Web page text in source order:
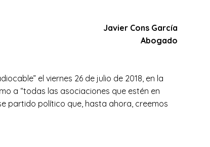
Javier Cons García
Abogado
el viernes 26 de julio de 2018, en la
a “todas las asociaciones que estén en
partido político que, hasta ahora, creemos